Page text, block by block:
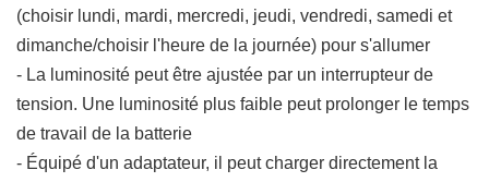
(choisir lundi, mardi, mercredi, jeudi, vendredi, samedi et
dimanche/choisir l'heure de la journée) pour s'allumer
- La luminosité peut être ajustée par un interrupteur de
tension. Une luminosité plus faible peut prolonger le temps
de travail de la batterie
- Équipé d'un adaptateur, il peut charger directement la